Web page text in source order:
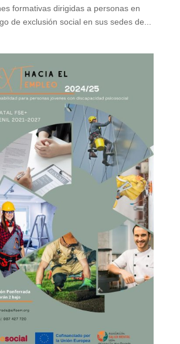
formativas dirigidas a personas en
de exclusión social en sus sedes de...